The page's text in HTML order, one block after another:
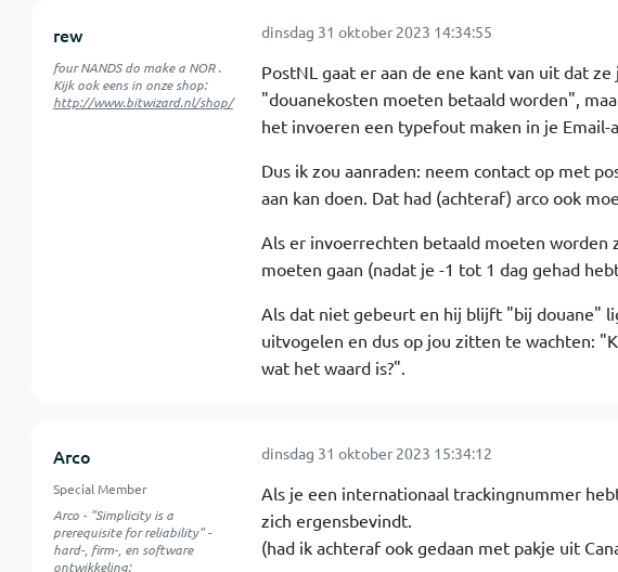
rew
four NANDS do make a NOR .
Kijk ook eens in onze shop:
http://www.bitwizard.nl/shop/
dinsdag 31 oktober 2023 14:34:55
PostNL gaat er aan de ene kant van uit dat
"douanekosten moeten betaald worden",
het invoeren een typefout maken in je Email-
Dus ik zou aanraden: neem contact op met
aan kan doen. Dat had (achteraf) arco ook
Als er invoerrechten betaald moeten worden
moeten gaan (nadat je -1 tot 1 dag gehad
Als dat niet gebeurt en hij blijft "bij douane"
uitvogelen en dus op jou zitten te wachten:
wat het waard is?".
Arco
Special Member
Arco - "Simplicity is a
prerequisite for reliability" -
hard-, firm-, en software
ontwikkeling:
dinsdag 31 oktober 2023 15:34:12
Als je een internationaal trackingnummer
zich ergensbevindt.
(had ik achteraf ook gedaan met pakje uit